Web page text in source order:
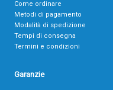
Come ordinare
Metodi di pagamento
Modalità di spedizione
Tempi di consegna
Termini e condizioni
Garanzie